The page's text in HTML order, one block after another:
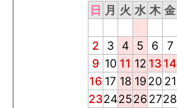
日 月 火 水 木 金
2
3 4 5 6 7
9 10 11 12 13 14
16 17 18 19 20 21
23242526 2728